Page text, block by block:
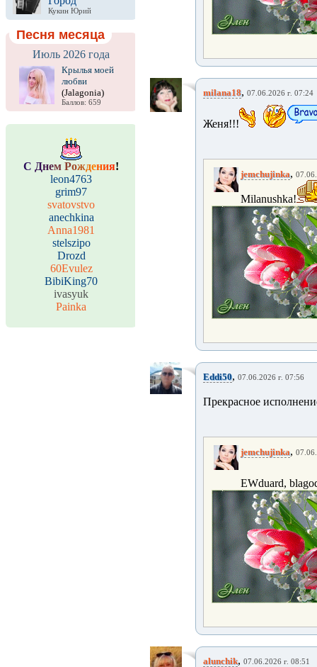
Кукин Юрий
Песня месяца
Июль 2026 года
Крылья моей
любви
(Jalagonia)
Баллов: 659
С Днем Рождения!
leon4763
grim97
svatovstvo
anechkina
Anna1981
stelszipo
Drozd
60Evulez
BibiKing70
ivasyuk
Painka
milana18, 07.06.2026 г. 07:24
Женя!!!
jemchujinka,
Milanushka!
Eddi50, 07.06.2026 г. 07:56
Прекрасное
jemchujinka,
EWduard,
alunchik, 07.06.2026 г. 08:51